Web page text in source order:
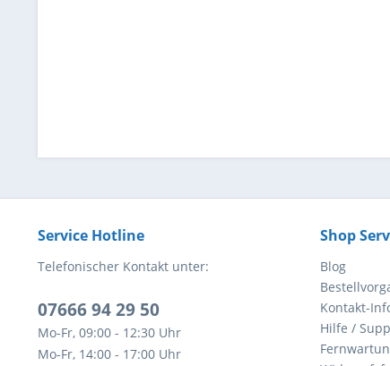
Service Hotline
Telefonischer Kontakt unter:
07666 94 29 50
Mo-Fr, 09:00 - 12:30 Uhr
Mo-Fr, 14:00 - 17:00 Uhr
Shop
Blog
Kontakt-
Hilfe /